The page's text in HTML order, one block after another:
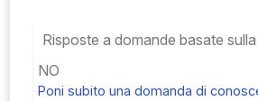
Risposte a domande basate
NO
Poni subito una domanda di